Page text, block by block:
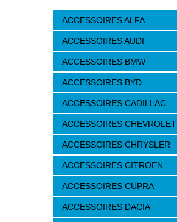
ACCESSOIRES ALFA
ACCESSOIRES AUDI
ACCESSOIRES BMW
ACCESSOIRES BYD
ACCESSOIRES CADILLAC
ACCESSOIRES CHEVROLET
ACCESSOIRES CHRYSLER
ACCESSOIRES CITROEN
ACCESSOIRES CUPRA
ACCESSOIRES DACIA